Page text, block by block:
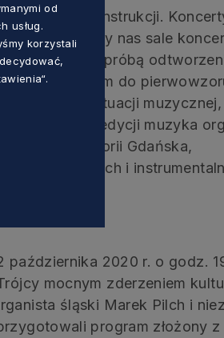
do idei rekonstrukcji.
przyzwyczaiły nas sale
próbą
zbliżonym do
i sytuacji muzycznej,
jesiennej edycji muzyka
historii Gdańska,
wokalnych i
października 2020 r. o godz.
mocnym zderzeniem
śląski Marek Pilch i
program złożony z
od
usług.
korzystali